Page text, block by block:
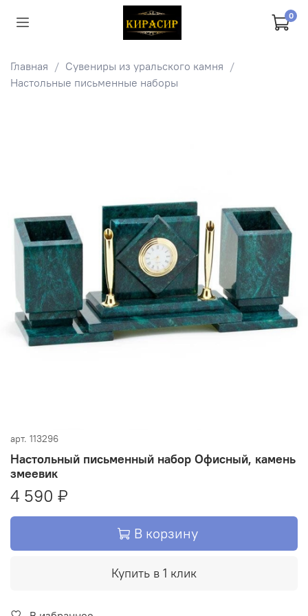
0
Главная
Сувениры из уральского камня
Настольные письменные наборы
арт. 113296
Настольный письменный набор Офисный, камень
змеевик
4 590 ₽
В корзину
Купить в 1 клик